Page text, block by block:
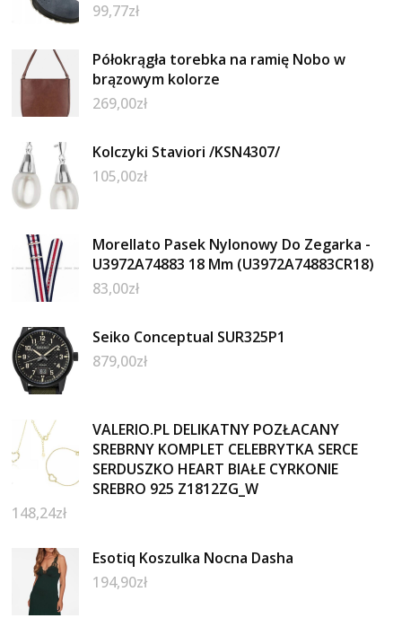
99,77zł
Półokrągła torebka na ramię Nobo w
brązowym kolorze
269,00zł
Kolczyki Staviori /KSN4307/
105,00zł
Morellato Pasek Nylonowy Do Zegarka -
U3972A74883 18 Mm (U3972A74883CR18)
83,00zł
Seiko Conceptual SUR325P1
879,00zł
VALERIO.PL DELIKATNY POZŁACANY
SREBRNY KOMPLET CELEBRYTKA SERCE
SERDUSZKO HEART BIAŁE CYRKONIE
SREBRO 925 Z1812ZG_W
148,24zł
Esotiq Koszulka Nocna Dasha
194,90zł